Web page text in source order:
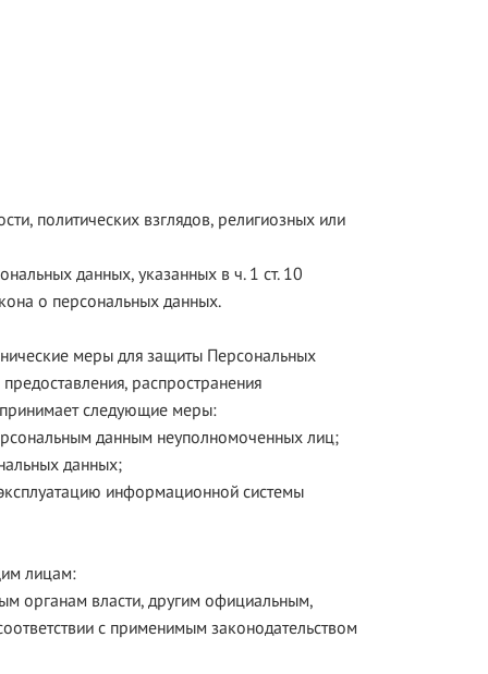
политических взглядов, религиозных или
данных, указанных в ч. 1 ст. 10
о персональных данных.
меры для защиты Персональных
распространения
следующие меры:
данным неуполномоченных лиц;
данных;
информационной системы
лицам:
органам власти, другим официальным,
с применимым законодательством